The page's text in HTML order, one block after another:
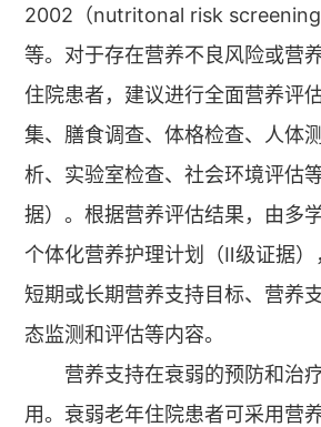
2002（nutritonal risk
等。对于存在营养不良风险或营
住院患者，建议进行全面营养评
集、膳食调查、体格检查、人体
析、实验室检查、社会环境评估
据）。根据营养评估结果，由多
个体化营养护理计划（Ⅱ级证据
短期或长期营养支持目标、营养
态监测和评估等内容。
营养支持在衰弱的预防和治
用。衰弱老年住院患者可采用营